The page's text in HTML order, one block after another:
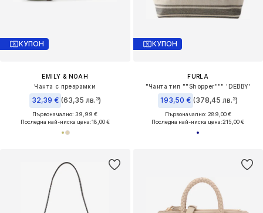
КУПОН
EMILY & NOAH
Чанта с презрамки
32,39 € (63,35 лв.³)
Първоначално: 39,99 €
Последна най-ниска цена:18,00 €
КУПОН
FURLA
"Чанта тип ""Shopper""" 'DEBBY'
193,50 € (378,45 лв.³)
Първоначално: 289,00 €
Последна най-ниска цена:215,00 €